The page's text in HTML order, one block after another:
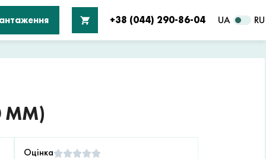
+38 (044) 290-86-04 UA RU
ММ)
Оцінка